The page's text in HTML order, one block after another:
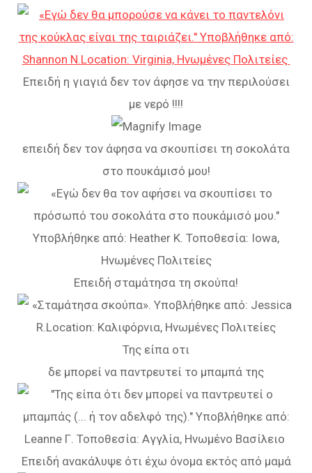
Επειδή η γιαγιά δεν τον άφησε να την περιλούσει
με νερό !!!!
επειδή δεν τον άφησα να σκουπίσει τη σοκολάτα
στο πουκάμισό μου!
Επειδή σταμάτησα τη σκούπα!
Της είπα οτι
δε μπορεί να παντρευτεί το μπαμπά της
Επειδή ανακάλυψε ότι έχω όνομα εκτός από μαμά